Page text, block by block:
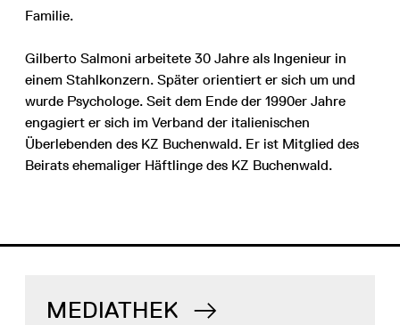
Familie.
Gilberto Salmoni arbeitete 30 Jahre als Ingenieur in
einem Stahlkonzern. Später orientiert er sich um und
wurde Psychologe. Seit dem Ende der 1990er Jahre
engagiert er sich im Verband der italienischen
Überlebenden des KZ Buchenwald. Er ist Mitglied des
Beirats ehemaliger Häftlinge des KZ Buchenwald.
MEDIATHEK